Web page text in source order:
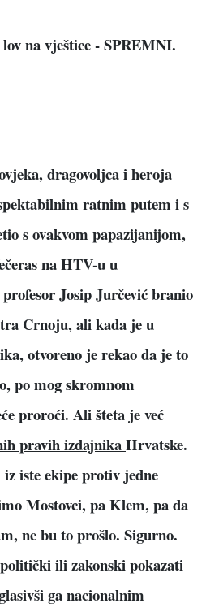
na vještice - SPREMNI.
dragovoljca i heroja
ratnim putem i s
s ovakvom papazijanijom,
na HTV-u u
Josip Jurčević branio
Crnoju, ali kada je u
otvoreno je rekao da je to
po mog skromnom
proroći. Ali šteta je već
pravih izdajnikaHrvatske.
iste ekipe protiv jedne
Mostovci, pa Klem, pa da
ne bu to prošlo. Sigurno.
ili zakonski pokazati
ga nacionalnim